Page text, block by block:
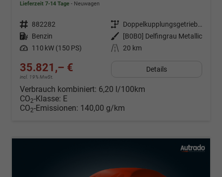
Lieferzeit 7-14 Tage Neuwagen
Fahrzeugnr. 882282 Getriebe
Doppelkupplungsgetriebe (DSG)
Kraftstoff Benzin Außenfarbe
[B0B0] Delfingrau Metallic
Leistung 110 kW (150 PS) Kilometerstand 20 km
35.821,– €
incl. 19% MwSt.
Details
Verbrauch kombiniert: 6,20 l/100km
CO2-Klasse: E
CO2-Emissionen: 140,00 g/km